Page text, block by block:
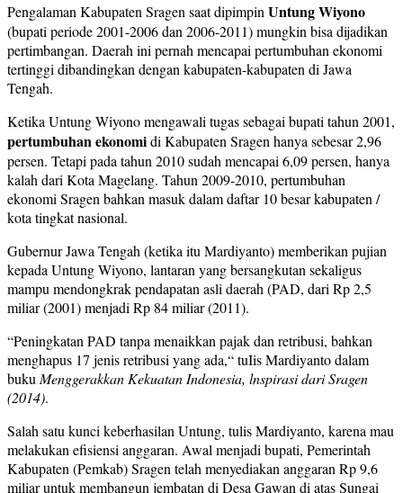
Pengalaman Kabupaten Sragen saat dipimpinUntung Wiyono
(bupati periode 2001-2006 dan 2006-2011) mungkin bisa dijadikan
pertimbangan. Daerah ini pernah mencapai pertumbuhan ekonomi
tertinggi dibandingkan dengan kabupaten-kabupaten di Jawa
Tengah.
Ketika Untung Wiyono mengawali tugas sebagai bupati tahun 2001,
pertumbuhan ekonomidi Kabupaten Sragen hanya sebesar 2,96
persen. Tetapi pada tahun 2010 sudah mencapai 6,09 persen, hanya
kalah dari Kota Magelang. Tahun 2009-2010, pertumbuhan
ekonomi Sragen bahkan masuk dalam daftar 10 besar kabupaten /
kota tingkat nasional.
Gubernur Jawa Tengah (ketika itu Mardiyanto) memberikan pujian
kepada Untung Wiyono, lantaran yang bersangkutan sekaligus
mampu mendongkrak pendapatan asli daerah (PAD, dari Rp 2,5
miliar (2001) menjadi Rp 84 miliar (2011).
“Peningkatan PAD tanpa menaikkan pajak dan retribusi, bahkan
menghapus 17 jenis retribusi yang ada,“ tuIis Mardiyanto dalam
bukuMenggerakkan Kekuatan Indonesia, lnspirasi dari Sragen
(2014).
Salah satu kunci keberhasilan Untung, tulis Mardiyanto, karena mau
melakukan efisiensi anggaran. Awal menjadi bupati, Pemerintah
Kabupaten (Pemkab) Sragen telah menyediakan anggaran Rp 9,6
miliar untuk membangun jembatan di Desa Gawan di atas Sungai